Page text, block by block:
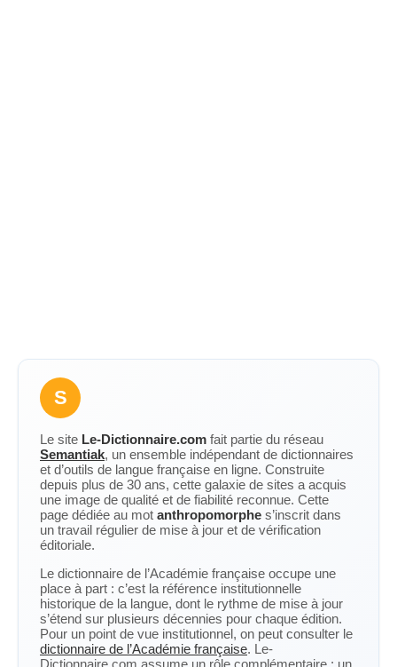
S
Le site Le-Dictionnaire.com fait partie du réseau
Semantiak, un ensemble indépendant de dictionnaires
et d’outils de langue française en ligne. Construite
depuis plus de 30 ans, cette galaxie de sites a acquis
une image de qualité et de fiabilité reconnue. Cette
page dédiée au mot anthropomorphe s’inscrit dans
un travail régulier de mise à jour et de vérification
éditoriale.
Le dictionnaire de l’Académie française occupe une
place à part : c’est la référence institutionnelle
historique de la langue, dont le rythme de mise à jour
s’étend sur plusieurs décennies pour chaque édition.
Pour un point de vue institutionnel, on peut consulter le
dictionnaire de l’Académie française. Le-
Dictionnaire.com assume un rôle complémentaire : un